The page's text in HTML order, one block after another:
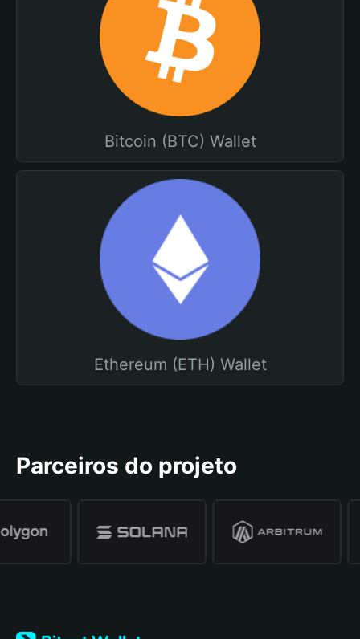
Bitcoin (BTC) Wallet
Ethereum (ETH) Wallet
Parceiros do projeto